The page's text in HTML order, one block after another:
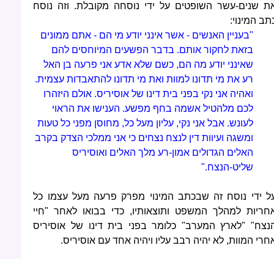
שנים-עשר השופטים על ידי נוסחה מקובלת. וזה נוסח
המינוי:
"בעניין האנשים - אשר אינני יודע מי הם - אתם ממונים
בזאת לחקור אותם. בדבר הפשעים המיוחסים להם
שאינני יודע מה הם, כשם שלא אדע אני פרעה בן האל
רע את מי תדונו למוות ואת מי תדונו להתאבדות עצמית.
ואהיה אני נקי בפני בית דינו של אוסיריס. אולם היזהרו
לכם מלהטיל אשמה בחף מפשע. הענישו את הראוי
לעונש. אבל אני נקי, עליון מעל כל, מחוסן מפני כל טעות
ומשגה ועיוות דין לנצח נצחים כי אני ממלכי הצדק בקרב
האלים הגדולים אמון-רע מלך האלים ואוסיריס
שליט-הנצח."
ידי נוסח זה שבכתב המינוי מפרק פרעה מעל עצמו כל
למהלך המשפט ותוצאותיו, כדי בבואו לאחר "חיי
"לארץ המערב" כלומר בפני בית דינו של אוסיריס
המוות, לא יהיה רבב עליו ויהיה אחד עם אוסיריס.